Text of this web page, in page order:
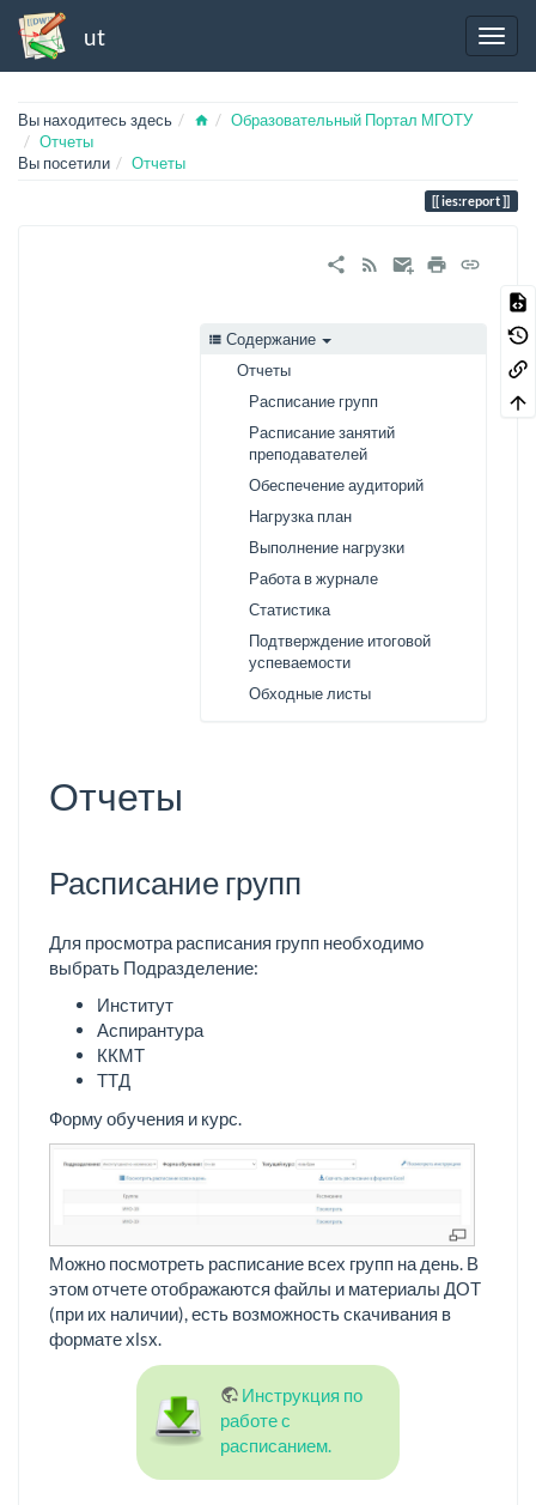
ut
Вы находитесь здесь HomeОбразовательный Портал МГОТУ
Отчеты
Вы посетили
Отчеты
ies:report
Содержание
Отчеты
Расписание групп
Расписание занятий
преподавателей
Обеспечение аудиторий
Нагрузка план
Выполнение нагрузки
Работа в журнале
Статистика
Подтверждение итоговой
успеваемости
Обходные листы
Отчеты
Расписание групп
Для просмотра расписания групп необходимо
выбрать Подразделение:
Институт
Аспирантура
ККМТ
ТТД
Форму обучения и курс.
Можно посмотреть расписание всех групп на день. В
этом отчете отображаются файлы и материалы ДОТ
(при их наличии), есть возможность скачивания в
формате xlsx.
Инструкция по
работе с
расписанием.